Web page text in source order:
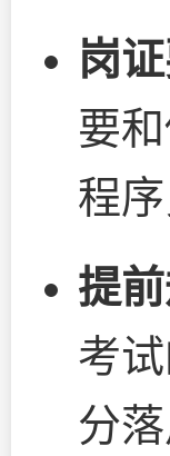
岗
要
程
提
考
分